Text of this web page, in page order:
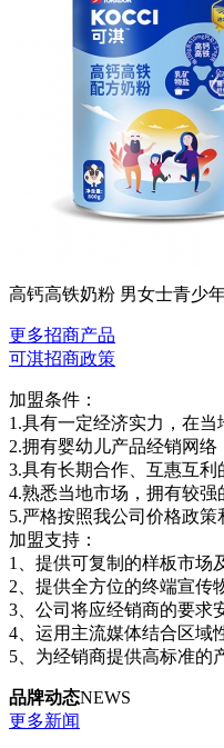
高钙高铁奶粉 男女士青少
更多招商产品
可淇招商政策
加盟条件：
1.具有一定经济实力，在当
2.拥有婴幼儿产品经销网络
3.具有长期合作、互惠互利
4.熟悉当地市场，拥有较强
5.严格按照我公司价格政策
加盟支持：
1、提供可复制的样板市场
2、提供全方位的终端宣传
3、公司将应经销商的要求
4、运用主流媒体结合区域
5、为经销商提供高标准的
品牌动态NEWS
更多新闻